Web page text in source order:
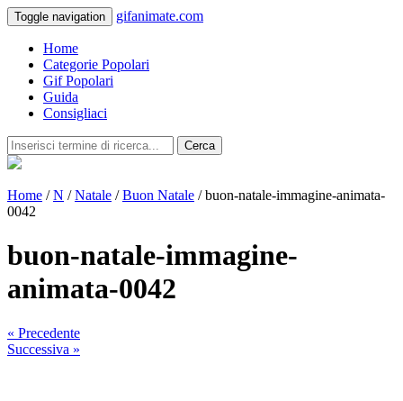
Toggle navigation gifanimate.com
Home
Categorie Popolari
Gif Popolari
Guida
Consigliaci
Cerca
Home /N /Natale /Buon Natale / buon-natale-immagine-animata-
0042
buon-natale-immagine-
animata-0042
« Precedente
Successiva »